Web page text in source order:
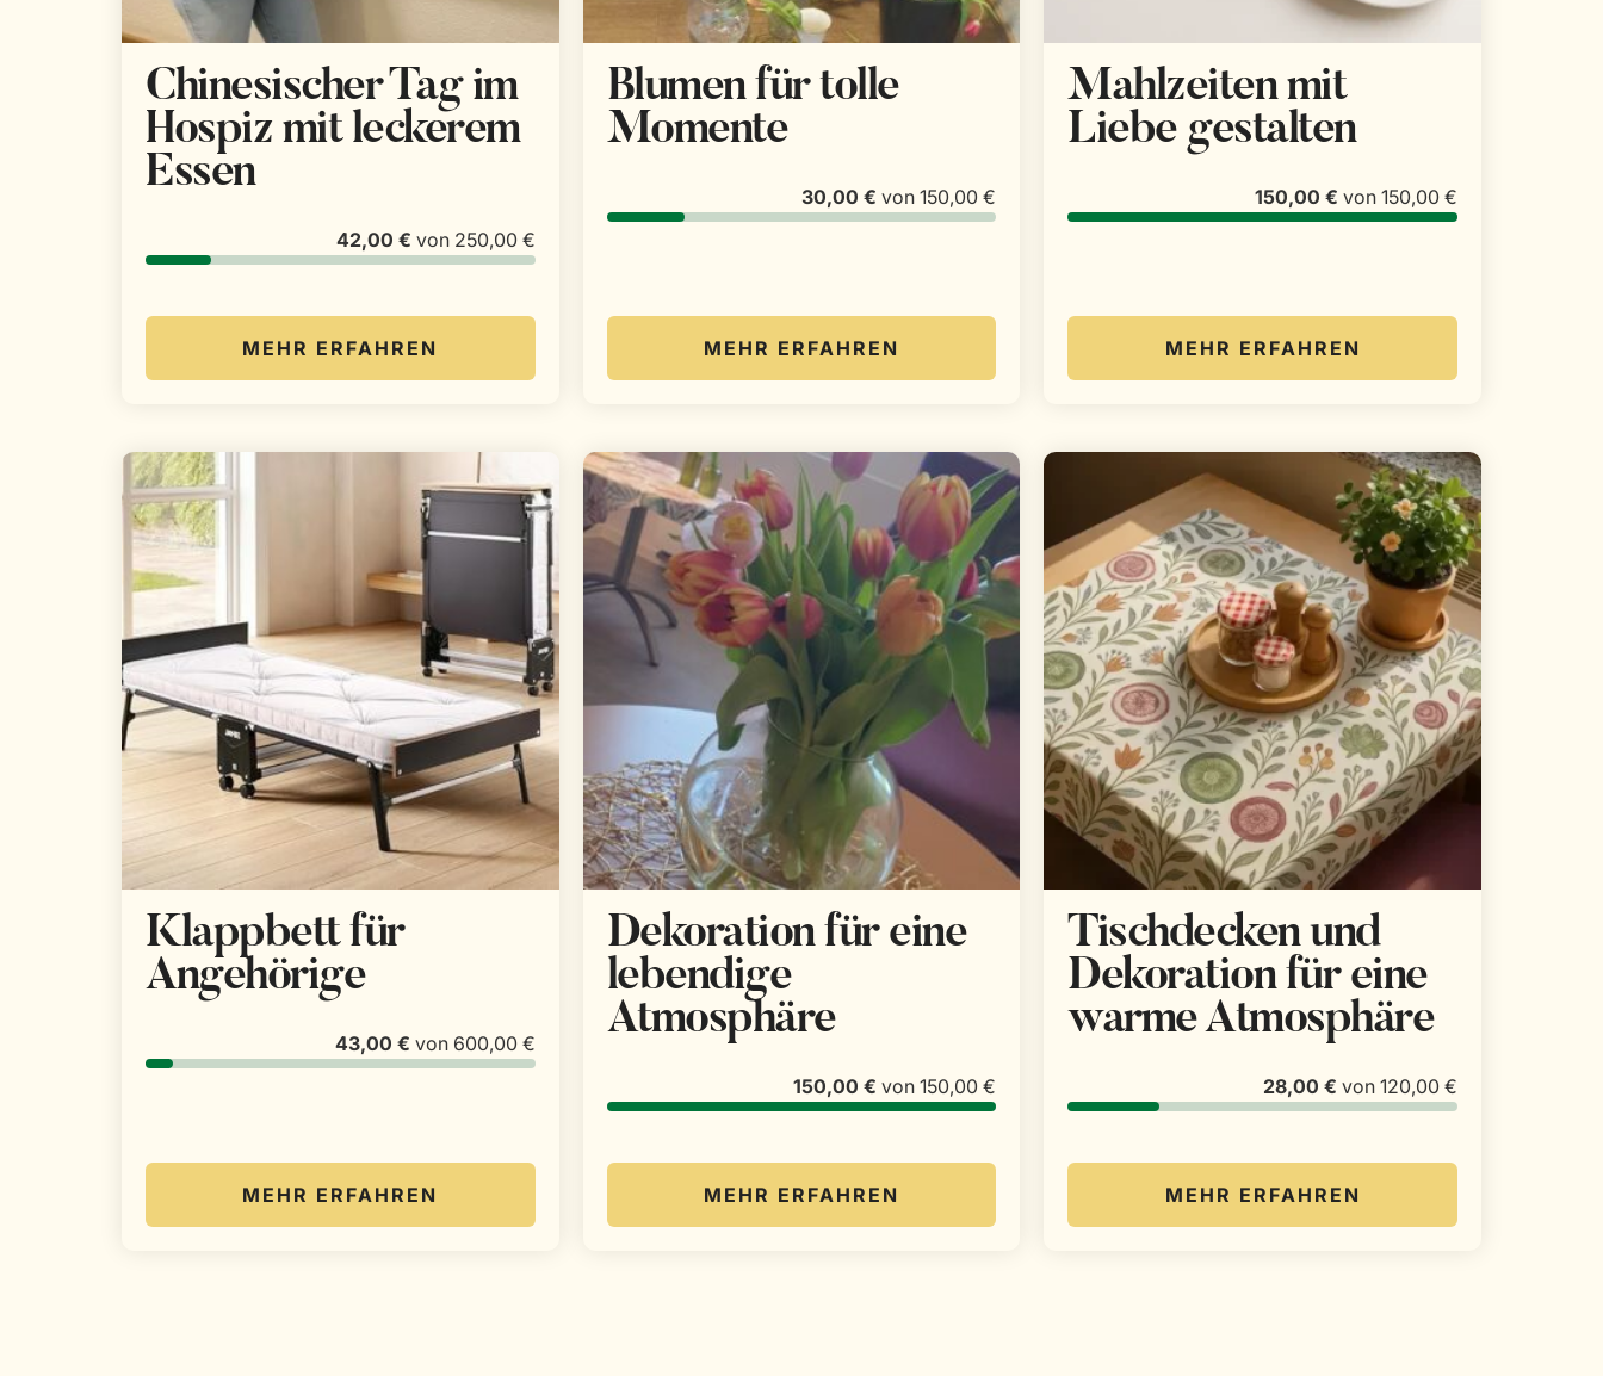
Chinesischer Tag im
Hospiz mit leckerem
Essen
42,00 € von 250,00 €
MEHR ERFAHREN
Blumen für tolle
Momente
30,00 € von150,00 €
MEHR ERFAHREN
Mahlzeiten mit
Liebe gestalten
150,00 € von 150,00 €
MEHR ERFAHREN
Klappbett für
Angehörige
43,00 € von 600,00 €
MEHR ERFAHREN
Dekoration für eine
lebendige
Atmosphäre
150,00 € von150,00 €
MEHR ERFAHREN
Tischdecken und
Dekoration für eine
warme Atmosphäre
28,00 € von 120,00 €
MEHR ERFAHREN